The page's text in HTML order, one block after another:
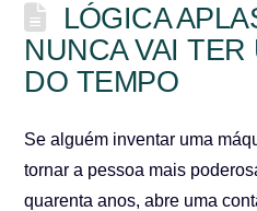
LÓGICA
NUNCA VAI TER
DO TEMPO
Se alguém inventar uma
tornar a pessoa mais
quarenta anos, abre uma